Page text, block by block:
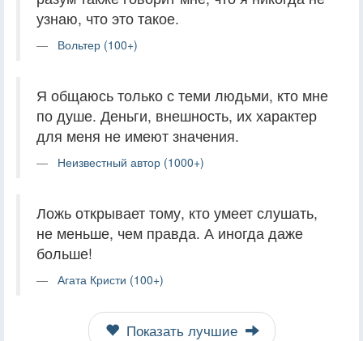
узнаю, что это такое.
Вольтер (100+)
Я общаюсь только с теми людьми, кто мне
по душе. Деньги, внешность, их характер
для меня не имеют значения.
Неизвестный автор (1000+)
Ложь открывает тому, кто умеет слушать,
не меньше, чем правда. А иногда даже
больше!
Агата Кристи (100+)
Показать лучшие